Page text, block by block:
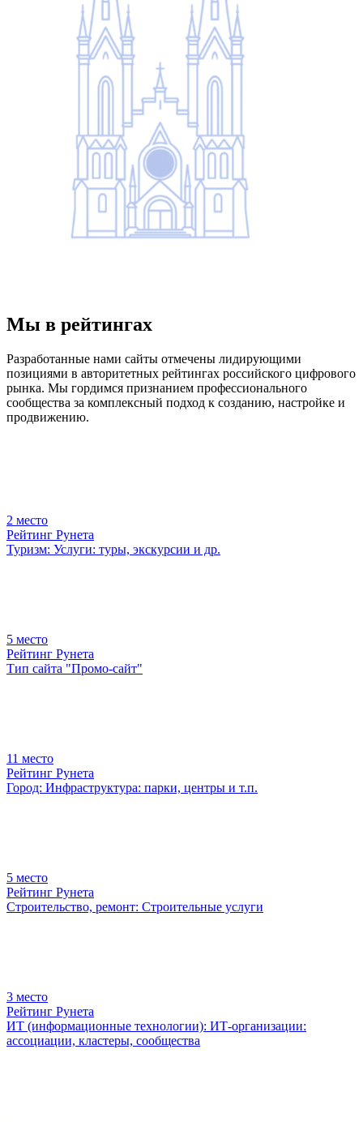
Мы в рейтингах
Разработанные нами сайты отмечены лидирующими
позициями в авторитетных рейтингах российского цифрового
рынка. Мы гордимся признанием профессионального
сообщества за комплексный подход к созданию, настройке и
продвижению.
2 место
Рейтинг Рунета
Туризм: Услуги: туры, экскурсии и др.
5 место
Рейтинг Рунета
Тип сайта "Промо-сайт"
11 место
Рейтинг Рунета
Город: Инфраструктура: парки, центры и т.п.
5 место
Рейтинг Рунета
Строительство, ремонт: Строительные услуги
3 место
Рейтинг Рунета
ИТ (информационные технологии): ИТ-организации:
ассоциации, кластеры, сообщества